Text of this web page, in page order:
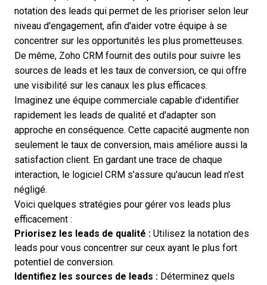
notation des leads qui permet de les prioriser selon leur
niveau d'engagement, afin d'aider votre équipe à se
concentrer sur les opportunités les plus prometteuses.
De même, Zoho CRM fournit des outils pour suivre les
sources de leads et les taux de conversion, ce qui offre
une visibilité sur les canaux les plus efficaces.
Imaginez une équipe commerciale capable d'identifier
rapidement les leads de qualité et d'adapter son
approche en conséquence. Cette capacité augmente non
seulement le taux de conversion, mais améliore aussi la
satisfaction client. En gardant une trace de chaque
interaction, le logiciel CRM s'assure qu'aucun lead n'est
négligé.
Voici quelques stratégies pour gérer vos leads plus
efficacement :
Priorisez les leads de qualité : Utilisez la notation des
leads pour vous concentrer sur ceux ayant le plus fort
potentiel de conversion.
Identifiez les sources de leads : Déterminez quels